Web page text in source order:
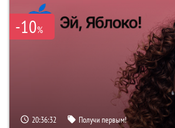
-10%
20:36:31 Получи первым!